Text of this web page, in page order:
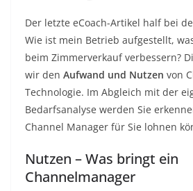
Der letzte eCoach-Artikel half bei
Wie ist mein Betrieb aufgestellt,
beim Zimmerverkauf verbessern?
wir den Aufwand und Nutzen von
Technologie. Im Abgleich mit der
Bedarfsanalyse werden Sie
Channel Manager für Sie lohnen
Nutzen – Was bringt ein
Channelmanager